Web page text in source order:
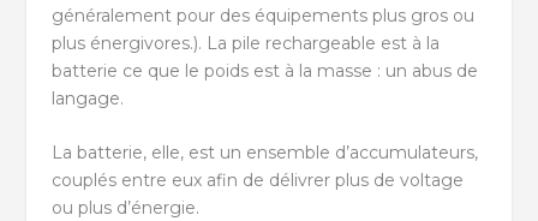
généralement pour des équipements plus gros ou
plus énergivores.). La pile rechargeable est à la
batterie ce que le poids est à la masse : un abus de
langage.
La batterie, elle, est un ensemble d’accumulateurs,
couplés entre eux afin de délivrer plus de voltage
ou plus d’énergie.